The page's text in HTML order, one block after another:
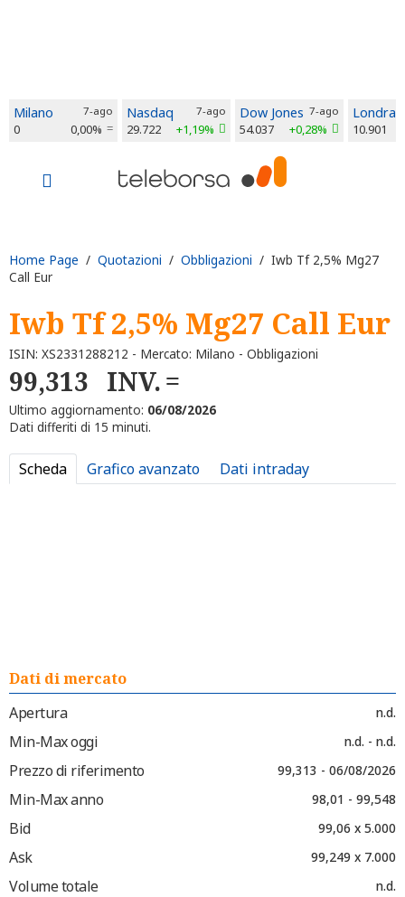
Milano 7-ago
0 0,00%
Nasdaq 7-ago
29.722 +1,19%
Dow Jones 7-ago
54.037 +0,28%
Londra
10.901
Home Page / Quotazioni / Obbligazioni / Iwb Tf 2,5% Mg27
Call Eur
Iwb Tf 2,5% Mg27 Call Eur
ISIN: XS2331288212 - Mercato: Milano - Obbligazioni
99,313 INV.
Ultimo aggiornamento: 06/08/2026
Dati differiti di 15 minuti.
Scheda Grafico avanzato Dati intraday
Dati di mercato
Apertura
n.d.
Min-Max oggi n.d. - n.d.
Prezzo di riferimento 99,313 - 06/08/2026
Min-Max anno 98,01 - 99,548
Bid 99,06 x 5.000
Ask 99,249 x 7.000
Volume totale n.d.